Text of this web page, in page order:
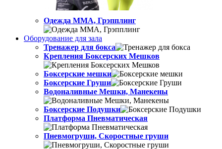
Одежда ММА, Грэпплинг
Оборудование для зала
Тренажер для бокса
Крепления Боксерских Мешков
Боксерские мешки
Боксерские Груши
Водоналивные Мешки, Манекены
Боксерские Подушки
Платформа Пневматическая
Пневмогруши, Скоростные груши